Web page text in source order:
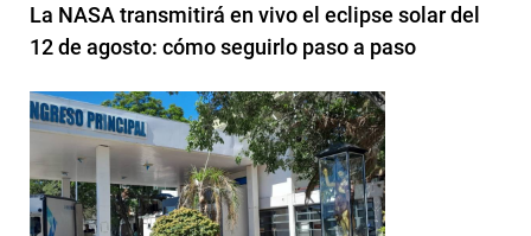
La NASA transmitirá en vivo el eclipse solar del
12 de agosto: cómo seguirlo paso a paso